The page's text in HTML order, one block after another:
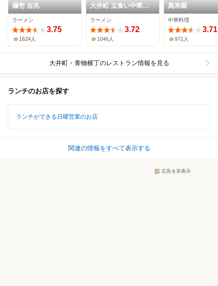
麺壱 吉兆
ラーメン
3.75
1624人
大井町 立食い中華蕎
麦 いりこ屋
ラーメン
3.72
1046人
萬来園
中華料理
3.71
971人
大井町・青物横丁のレストラン情報を見る
ランチのお店を探す
ランチができる日曜営業のお店
関連の情報をすべて表示する
広告を非表示